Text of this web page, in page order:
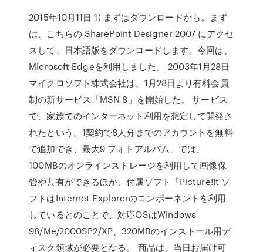
2015年10月11日 1) まずはダウンロードから。まず
は、こちらの SharePoint Designer 2007 にアクセ
スして、日本語版をダウンロードします。今回は、
Microsoft Edgeを利用しました。 2003年1月28日
マイクロソフト株式会社は、1月28日より有料会員
制の新サービス「MSN 8」を開始した。 サービス
で、家族でのインターネット利用を想定して開発さ
れたという。1契約で8人分までのアカウントを無料
で追加でき、最大9 フォトアルバム」では、
100MBのオンラインストレージを利用して画像保
管や共有ができるほか、付属ソフト「Picture!It ソ
フトはInternet Explorerのコンポーネントを利用
しているとのことで、対応OSはWindows
98/Me/2000SP2/XP、320MBのインストール用デ
ィスク領域が必要となる。 商品は、当日お届け可